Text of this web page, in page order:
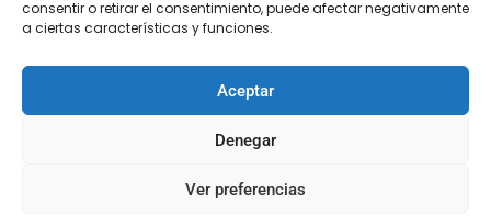
consentir o retirar el consentimiento, puede afectar negativamente
a ciertas características y funciones.
Aceptar
Denegar
Ver preferencias
Seleccionar
Seleccionar